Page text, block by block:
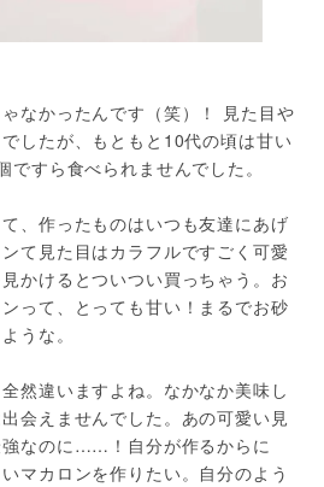
ゃなかったんです（笑）！ 見た目や
したが、もともと10代の頃は甘い
ですら食べられませんでした。
、作ったものはいつも友達にあげ
て見た目はカラフルですごく可愛
かけるとついつい買っちゃう。お
って、とっても甘い！まるでお砂
うな。
然違いますよね。なかなか美味し
会えませんでした。あの可愛い見
強なのに……！自分が作るからに
マカロンを作りたい。自分のよう